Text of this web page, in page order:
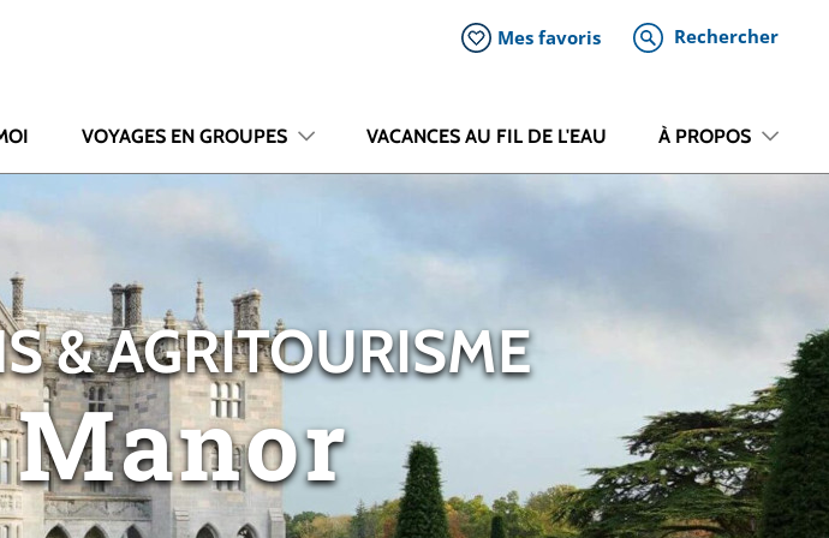
Mes favoris Rechercher
VOYAGES EN GROUPES VACANCES AU FIL DE L'EAU À PROPOS
& AGRITOURISME